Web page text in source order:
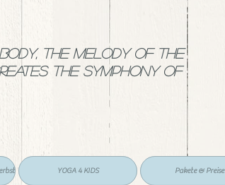
body, the melody of the
the symphony of
YOGA 4 KIDS Pakete & Preise